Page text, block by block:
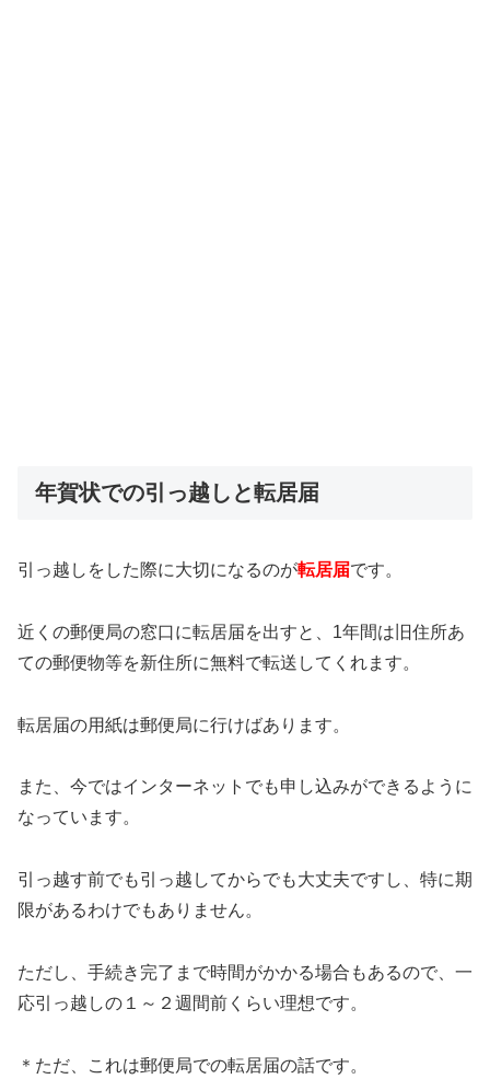
年賀状での引っ越しと転居届
引っ越しをした際に大切になるのが転居届です。
近くの郵便局の窓口に転居届を出すと、1年間は旧住所あ
ての郵便物等を新住所に無料で転送してくれます。
転居届の用紙は郵便局に行けばあります。
また、今ではインターネットでも申し込みができるように
なっています。
引っ越す前でも引っ越してからでも大丈夫ですし、特に期
限があるわけでもありません。
ただし、手続き完了まで時間がかかる場合もあるので、一
応引っ越しの１～２週間前くらい理想です。
＊ただ、これは郵便局での転居届の話です。